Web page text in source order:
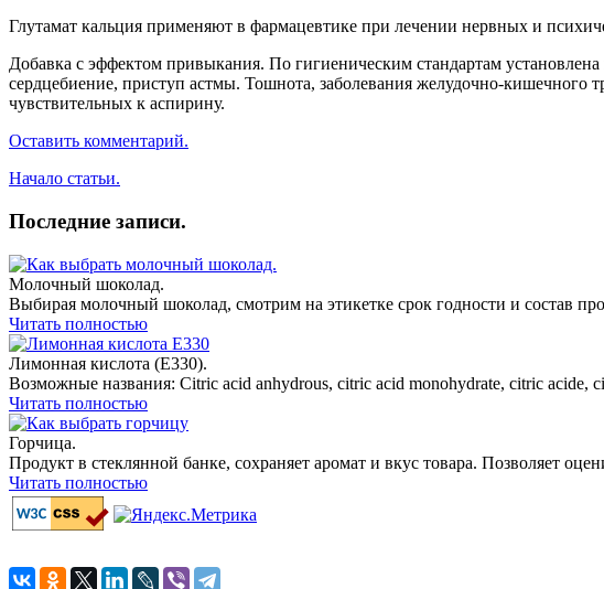
Глутамат кальция применяют в фармацевтике при лечении нервных и
Добавка с эффектом привыкания. По гигиеническим стандартам
сердцебиение, приступ астмы. Тошнота, заболевания желудочно-кишечного
чувствительных к аспирину.
Оставить комментарий.
Начало статьи.
Последние записи.
Молочный шоколад.
Выбирая молочный шоколад, смотрим на этикетке срок годности и состав
Читать полностью
Лимонная кислота (E330).
Возможные названия: Citric acid anhydrous, citric acid monohydrate, citric acide,
Читать полностью
Горчица.
Продукт в стеклянной банке, сохраняет аромат и вкус товара. Позволяет
Читать полностью